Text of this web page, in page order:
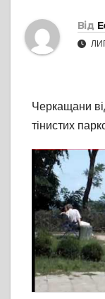
Від
Черкащани
тінистих